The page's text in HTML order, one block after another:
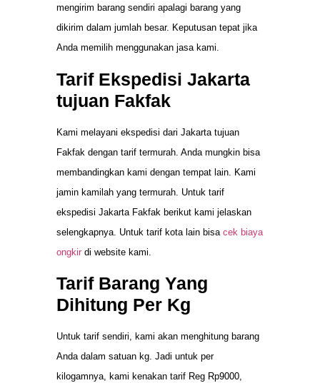
mengirim barang sendiri apalagi barang yang
dikirim dalam jumlah besar. Keputusan tepat jika
Anda memilih menggunakan jasa kami.
Tarif Ekspedisi Jakarta
tujuan Fakfak
Kami melayani ekspedisi dari Jakarta tujuan
Fakfak dengan tarif termurah. Anda mungkin bisa
membandingkan kami dengan tempat lain. Kami
jamin kamilah yang termurah. Untuk tarif
ekspedisi Jakarta Fakfak berikut kami jelaskan
selengkapnya. Untuk tarif kota lain bisa cek biaya
ongkir di website kami.
Tarif Barang Yang
Dihitung Per Kg
Untuk tarif sendiri, kami akan menghitung barang
Anda dalam satuan kg. Jadi untuk per
kilogamnya, kami kenakan tarif Reg Rp9000,